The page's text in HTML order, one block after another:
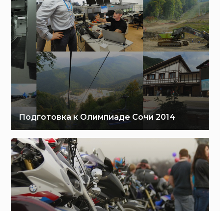
Подготовка к Олимпиаде Сочи 2014